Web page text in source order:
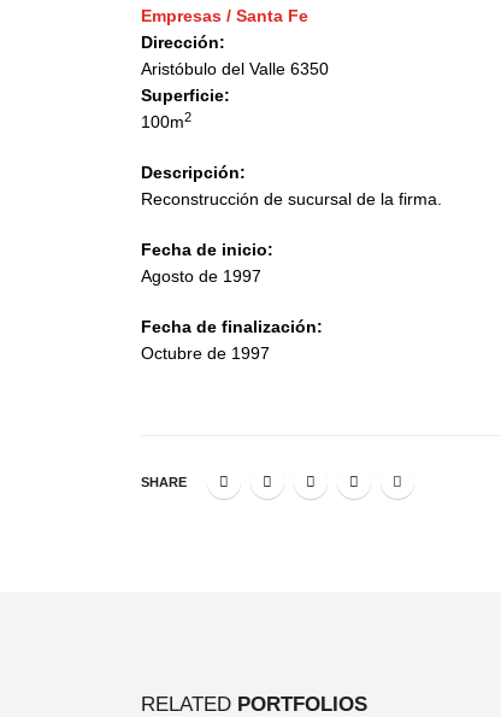
Empresas / Santa Fe
Dirección:
Aristóbulo del Valle 6350
Superficie:
100m2
Descripción:
Reconstrucción de sucursal de la firma.
Fecha de inicio:
Agosto de 1997
Fecha de finalización:
Octubre de 1997
SHARE
RELATED PORTFOLIOS